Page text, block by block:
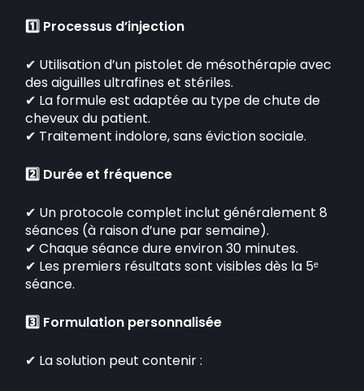
1️⃣ Processus d’injection
✔ Utilisation d’un pistolet de mésothérapie avec
des aiguilles ultrafines et stériles.
✔ La formule est adaptée au type de chute de
cheveux du patient.
✔ Traitement indolore, sans éviction sociale.
2️⃣ Durée et fréquence
✔ Un protocole complet inclut généralement 8
séances (à raison d’une par semaine).
✔ Chaque séance dure environ 30 minutes.
✔ Les premiers résultats sont visibles dès la 5ᵉ
séance.
3️⃣ Formulation personnalisée
✔ La solution peut contenir :